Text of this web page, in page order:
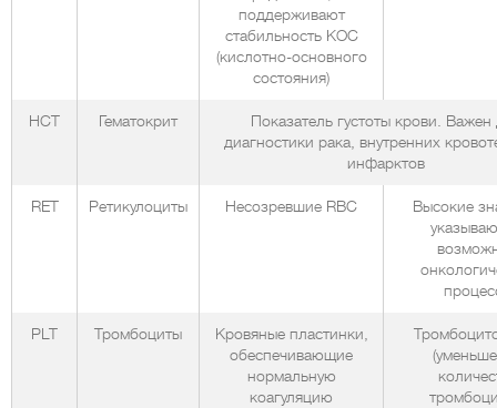
поддерживают
стабильность КОС
(кислотно-основного
состояния)
HCT Гематокрит
Показатель густоты крови. Важен
диагностики рака, внутренних
инфарктов
RET Ретикулоциты Несозревшие RBC
Высокие
PLT Тромбоциты
Кровяные пластинки,
обеспечивающие
нормальную
коагуляцию